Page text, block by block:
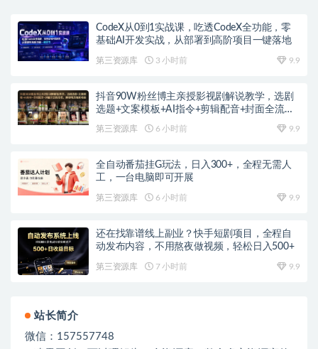
CodeX从0到1实战课，吃透CodeX全功能，零
基础AI开发实战，从部署到高阶项目一键落地
第三资源库 3 小时前 9.9
抖音90W粉丝博主亲授影视剧解说教学，选剧
选题+文案模板+AI指令+剪辑配音+封面全流程
第三资源库 6 小时前 9.9
全自动番茄挂G玩法，日入300+，全程无需人
工，一台电脑即可开展
第三资源库 6 小时前 9.9
还在找靠谱线上副业？快手短剧项目，全程自
动发布内容，不用熬夜做视频，轻松日入500+
第三资源库 7 小时前 9.9
站长简介
微信：157557748